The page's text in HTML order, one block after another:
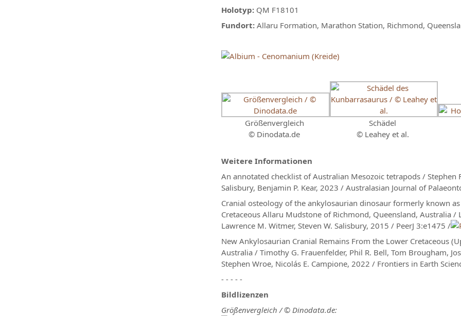
Holotyp: QM F18101
Fundort: Allaru Formation, Marathon Station, Richmond,
Größenvergleich
© Dinodata.de
Schädel
© Leahey et al.
Weitere Informationen
An annotated checklist of Australian Mesozoic tetrapods / Stephen
Salisbury, Benjamin P. Kear, 2023 / Australasian Journal of
Cranial osteology of the ankylosaurian dinosaur formerly known
Cretaceous Allaru Mudstone of Richmond, Queensland, Australia /
Lawrence M. Witmer, Steven W. Salisbury, 2015 / PeerJ 3:e1475 /
New Ankylosaurian Cranial Remains From the Lower Cretaceous
Australia / Timothy G. Frauenfelder, Phil R. Bell, Tom Brougham,
Stephen Wroe, Nicolás E. Campione, 2022 / Frontiers in Earth
- - - - -
Bildlizenzen
Größenvergleich / © Dinodata.de: